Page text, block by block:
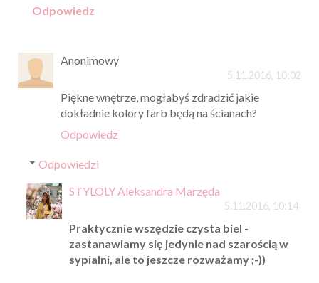
Odpowiedz
Anonimowy
5.11.2016, 10:02
Piękne wnętrze, mogłabyś zdradzić jakie
dokładnie kolory farb będą na ścianach?
Odpowiedz
Odpowiedzi
STYLOLY Aleksandra Marzęda
5.11.2016, 10:14
Praktycznie wszędzie czysta biel -
zastanawiamy się jedynie nad szarością w
sypialni, ale to jeszcze rozważamy ;-))